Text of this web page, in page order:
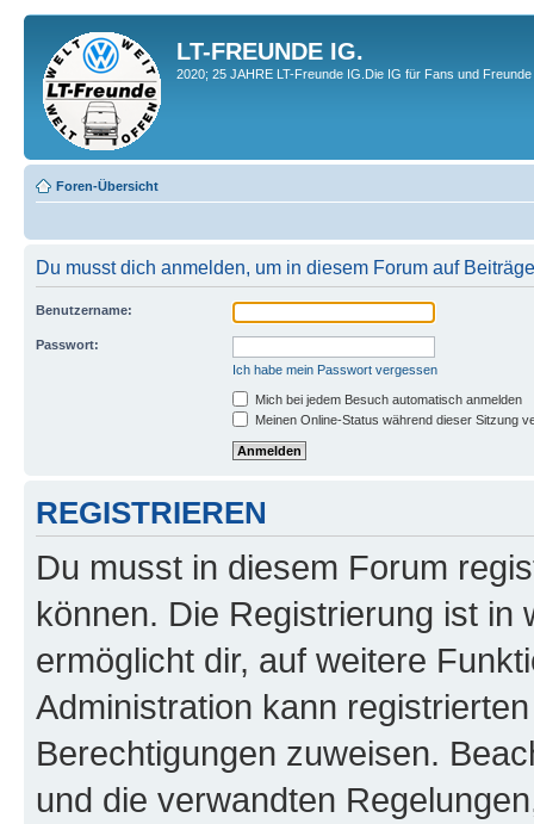
LT-FREUNDE IG.
2020; 25 JAHRE LT-Freunde IG.Die IG für Fans und
Foren-Übersicht
Du musst dich anmelden, um in diesem Forum auf
Benutzername:
Passwort:
Ich habe mein Passwort vergessen
Mich bei jedem Besuch automatisch anmelden
Meinen Online-Status während dieser Sitzung
REGISTRIEREN
Du musst in diesem Forum
können. Die Registrierung ist in
ermöglicht dir, auf weitere
Administration kann
Berechtigungen zuweisen.
und die verwandten